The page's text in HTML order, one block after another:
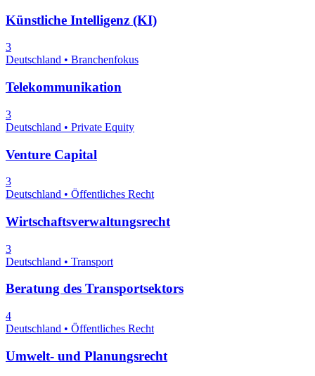
Künstliche Intelligenz (KI)
3
Deutschland • Branchenfokus
Telekommunikation
3
Deutschland • Private Equity
Venture Capital
3
Deutschland • Öffentliches Recht
Wirtschaftsverwaltungsrecht
3
Deutschland • Transport
Beratung des Transportsektors
4
Deutschland • Öffentliches Recht
Umwelt- und Planungsrecht